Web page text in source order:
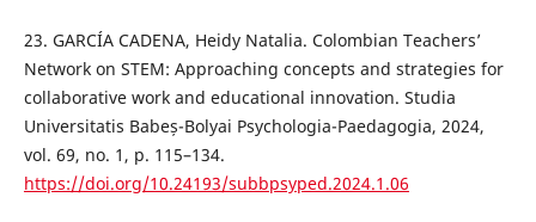
23. GARCÍA CADENA, Heidy Natalia. Colombian Teachers’
Network on STEM: Approaching concepts and strategies for
collaborative work and educational innovation. Studia
Universitatis Babeș-Bolyai Psychologia-Paedagogia, 2024,
vol. 69, no. 1, p. 115–134.
https://doi.org/10.24193/subbpsyped.2024.1.06